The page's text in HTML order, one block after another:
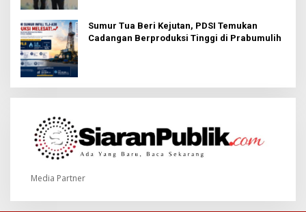
Sumur Tua Beri Kejutan, PDSI Temukan
Cadangan Berproduksi Tinggi di Prabumulih
Media Partner